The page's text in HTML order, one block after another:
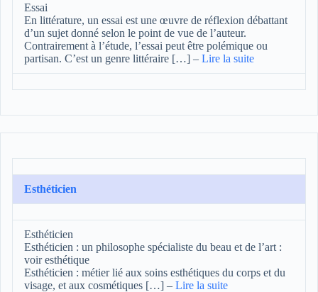
Essai
En littérature, un essai est une œuvre de réflexion débattant
d’un sujet donné selon le point de vue de l’auteur.
Contrairement à l’étude, l’essai peut être polémique ou
partisan. C’est un genre littéraire […] – Lire la suite
Esthéticien
Esthéticien
Esthéticien : un philosophe spécialiste du beau et de l’art :
voir esthétique
Esthéticien : métier lié aux soins esthétiques du corps et du
visage, et aux cosmétiques […] – Lire la suite